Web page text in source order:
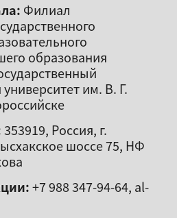
Филиал
образования
им. В. Г.
353919, Россия, г.
шоссе 75, НФ
+7 988 347-94-64, al-